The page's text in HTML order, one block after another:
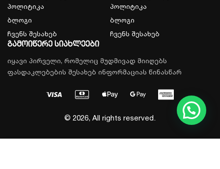
პოლიტიკა
ბლოგი
ჩვენს შესახებ
პოლიტიკა
ბლოგი
ჩვენს შესახებ
გამოიწერე სიახლეები
იყავი პირველი, რომელიც მუდმივად მიიღებს
ფასდაკლებების შესახებ ინფორმაციას წინასწარ
© 2026, All rights reserved.